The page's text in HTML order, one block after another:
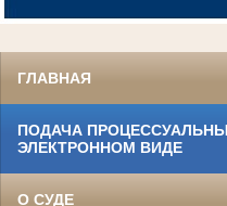
ГЛАВНАЯ
ПОДАЧА
ЭЛЕКТРОННОМ ВИДЕ
О СУДЕ